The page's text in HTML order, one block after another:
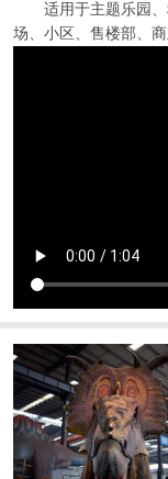
适用于主题乐园、
场、小区、售楼部、